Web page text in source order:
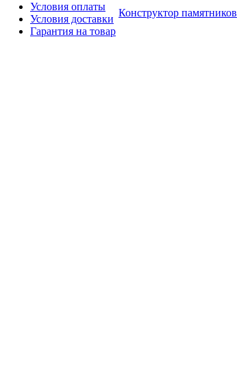
Условия оплаты
Условия доставки
Гарантия на товар
Конструктор памятников